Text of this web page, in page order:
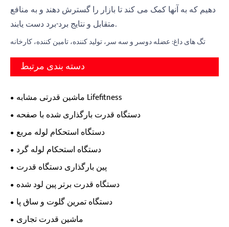
دهیم که به آنها کمک می کند تا بازار را گسترش دهند و به منافع
متقابل و نتایج برد-برد دست یابند.
تگ های داغ: عضله دوسر و سه سر، تولید کننده، تامین کننده، کارخانه
دسته بندی مرتبط
ماشین قدرتی مشابه Lifefitness
دستگاه قدرت بارگذاری شده با صفحه
دستگاه استحکام لوله مربع
دستگاه استحکام لوله گرد
پین بارگذاری دستگاه قدرت
دستگاه قدرت برتر پین لود شده
دستگاه تمرین گلوت و ساق پا
ماشین قدرت تجاری